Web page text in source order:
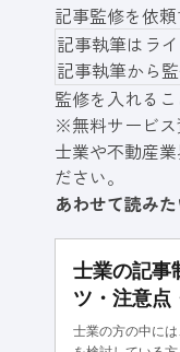
記事監修を依
記事執筆はラ
記事執筆から
監修を入れる
※無料サービス
士業や不動産
ださい。
あわせて読み
士業の記事
ツ・注意点
会社LANY |
士業の方の中に